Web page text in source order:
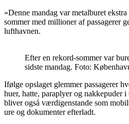
»Denne mandag var metalburet
sommer med millioner af passagerer
lufthavnen.
Efter en rekord-sommer var
sidste mandag. Foto:
Ifølge opslaget glemmer passagerer
huer, hatte, paraplyer og nakkepuder
bliver også værdigenstande som
ure og dokumenter efterladt.